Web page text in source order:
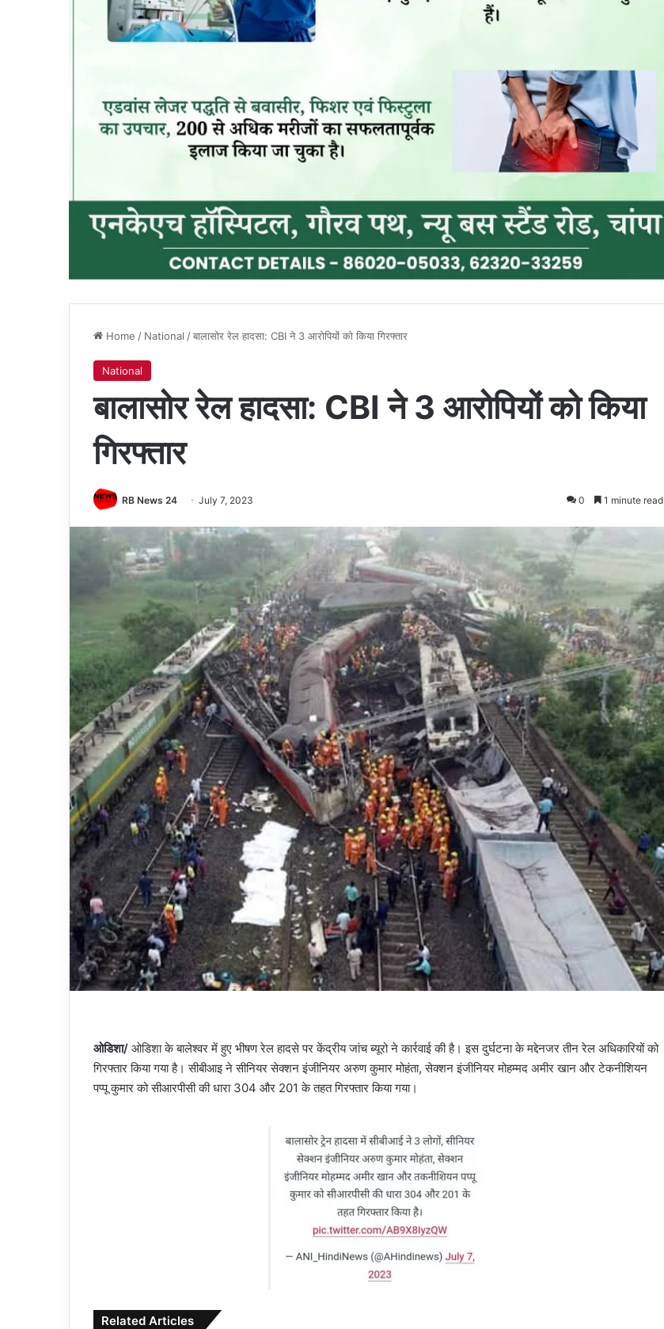
Home / National /बालासोर रेल हादसा: CBI ने 3 आरोपियों को किया गिरफ्तार
National
बालासोर रेल हादसा: CBI ने 3 आरोपियों को किया
गिरफ्तार
RB News 24 July 7, 2023 0 1 minute read
ओडिशा/ ओडिशा के बालेश्वर में हुए भीषण रेल हादसे पर केंद्रीय जांच ब्यूरो ने कार्रवाई की है। इस दुर्घटना के मद्देनजर तीन रेल अधिकारियों को
गिरफ्तार किया गया है। सीबीआइ ने सीनियर सेक्शन इंजीनियर अरुण कुमार मोहंता, सेक्शन इंजीनियर मोहम्मद अमीर खान और टेकनीशियन
पप्पू कुमार को सीआरपीसी की धारा 304 और 201 के तहत गिरफ्तार किया गया।
Related Articles